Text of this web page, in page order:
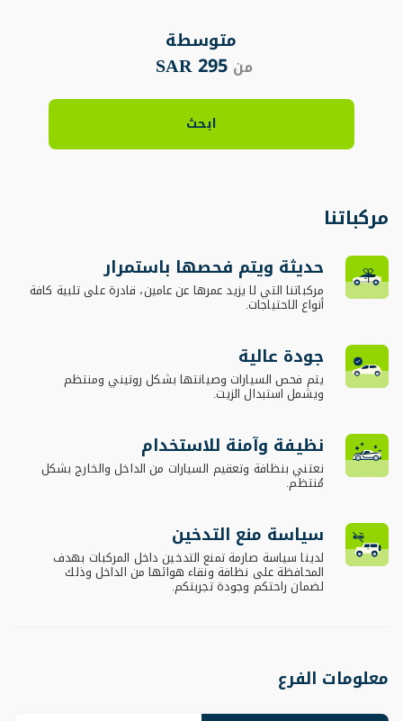
متوسطة
من 295 SAR
ابحث
مركباتنا
حديثة ويتم فحصها باستمرار
مركباتنا التي لا يزيد عمرها عن عامين، قادرة على تلبية كافة
أنواع الاحتياجات.
جودة عالية
يتم فحص السيارات وصيانتها بشكل روتيني ومنتظم
ويشمل استبدال الزيت.
نظيفة وآمنة للاستخدام
نعتني بنظافة وتعقيم السيارات من الداخل والخارج بشكل
مُنتظم.
سياسة منع التدخين
لدينا سياسة صارمة تمنع التدخين داخل المركبات بهدف
المحافظة على نظافة ونقاء هوائها من الداخل وذلك
لضمان راحتكم وجودة تجربتكم.
معلومات الفرع